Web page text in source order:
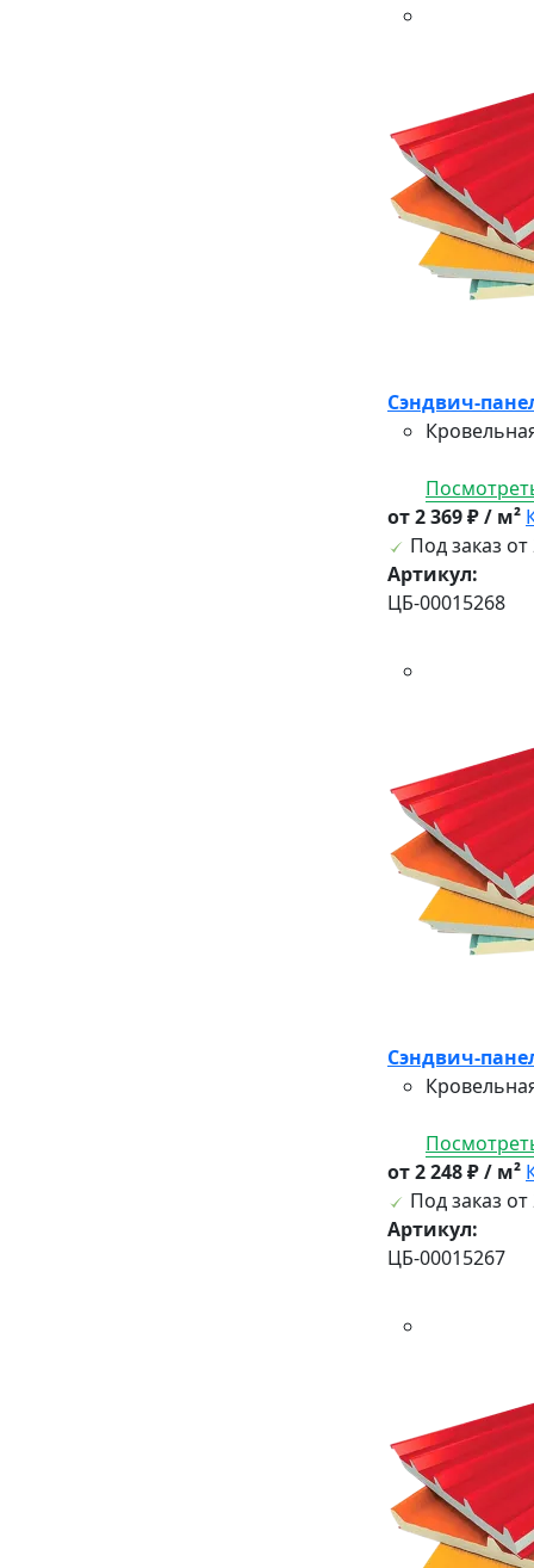
Сэндвич-
от 2 369 ₽ / м²
Под заказ от
Артикул:
ЦБ-00015268
Сэндвич-
от 2 248 ₽ / м²
Под заказ от
Артикул:
ЦБ-00015267